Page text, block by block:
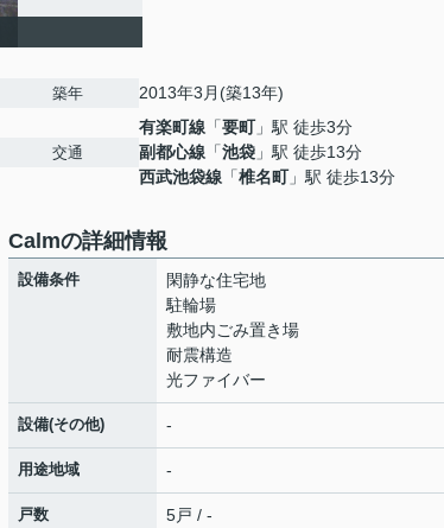
築年 2013年3月(築13年)
交通
有楽町線 「要町」駅 徒歩3分
副都心線 「池袋 」駅 徒歩13分
西武池袋線 「椎名町」駅 徒歩13分
Calmの詳細情報
設備条件
閑静な住宅地
駐輪場
敷地内ごみ置き場
耐震構造
光ファイバー
設備(その他) -
用途地域 -
戸数 5戸 / -